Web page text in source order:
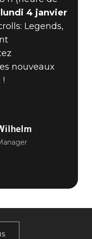
lundi 4 janvier
Legends,
nouveaux